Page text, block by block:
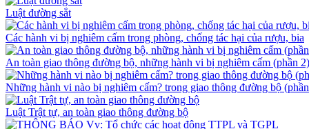
Luật đường sắt
Các hành vi bị nghiêm cấm trong phòng, chống tác hại của rượu, bia
An toàn giao thông đường bộ, những hành vi bị nghiêm cấm (phần 2)
Những hành vi nào bị nghiêm cấm? trong giao thông đường bộ
Luật Trật tự, an toàn giao thông đường bộ